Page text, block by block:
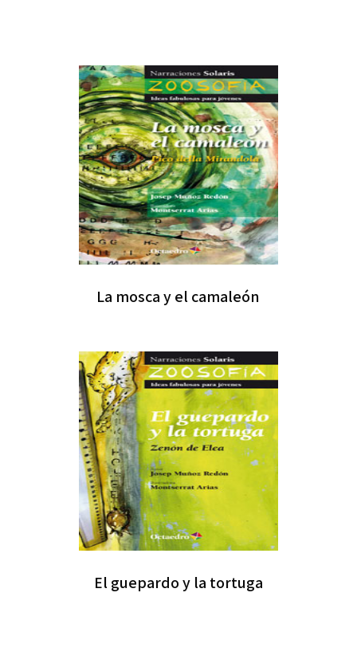
La mosca y el camaleón
El guepardo y la tortuga